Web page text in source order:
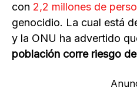
con 2,2 millones de
genocidio. La cual está
y la ONU ha advertido
población corre riesgo